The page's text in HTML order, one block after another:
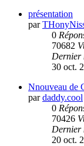
présentation
par
0
70682
Dernier
30 oct.
Nnouveau de
pardaddy.cool
0
70426
Dernier
20 oct.